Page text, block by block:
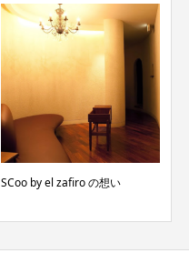
SCoo by el zafiro の想い